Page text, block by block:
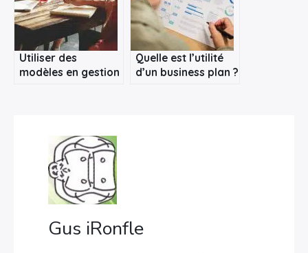
Utiliser des
modèles en gestion
Quelle est l’utilité
d’un business plan ?
Gus iRonfle